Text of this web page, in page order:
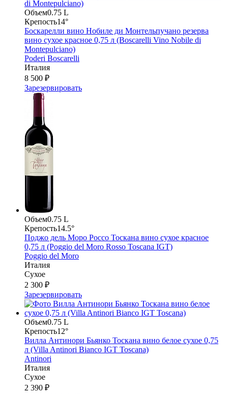
Объем0.75 L
Крепость14°
Боскарелли вино Нобиле ди Монтельпучано резерва
вино сухое красное 0,75 л (Boscarelli Vino Nobile di
Montepulciano)
Poderi Boscarelli
Италия
8 500 ₽
Зарезервировать
Объем0.75 L
Крепость14.5°
Поджо дель Моро Россо Тоскана вино сухое красное
0,75 л (Poggio del Moro Rosso Toscana IGT)
Poggio del Moro
Италия
Сухое
2 300 ₽
Зарезервировать
Объем0.75 L
Крепость12°
Вилла Антинори Бьянко Тоскана вино белое сухое 0,75
л (Villa Antinori Bianco IGT Toscana)
Antinori
Италия
Сухое
2 390 ₽